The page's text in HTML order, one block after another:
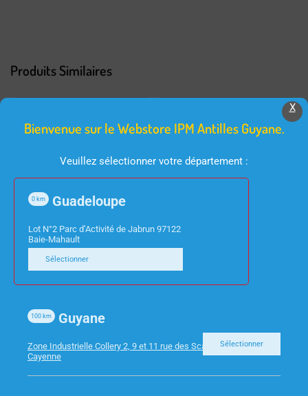
Produits Similaires
INFORMATIQUE
CABLE RJ45 NOIR CAT6
5M
INFORMATIQUE
DISQUE DUR SSD
240GO CRUCIAL BX500
CR00131
X
Bienvenue sur le Webstore IPM Antilles Guyane.
Veuillez sélectionner votre département :
Guadeloupe
0 km
Lot N°2 Parc d’Activité de Jabrun 97122
Baie-Mahault
Sélectionner
Guyane
100 km
Zone Industrielle Collery 2, 9 et 11 rue des Scarabees 97300
Cayenne
Sélectionner